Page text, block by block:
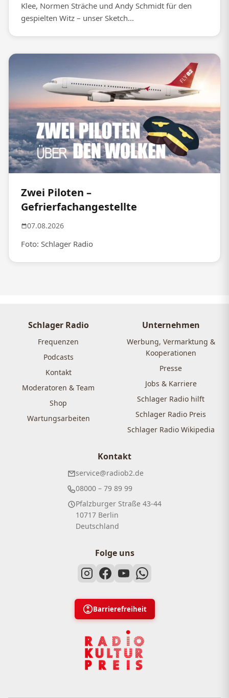
Klee, Normen Sträche und Andy Schmidt für den
gespielten Witz – unser Sketch...
Zwei Piloten –
Gefrierfachangestellte
07.08.2026
Foto: Schlager Radio
Schlager Radio
Frequenzen
Podcasts
Kontakt
Moderatoren & Team
Shop
Wartungsarbeiten
Unternehmen
Werbung, Vermarktung &
Kooperationen
Presse
Jobs & Karriere
Schlager Radio hilft
Schlager Radio Preis
Schlager Radio Wikipedia
Kontakt
service@radiob2.de
08000 – 79 89 99
Pfalzburger Straße 43-44
10717 Berlin
Deutschland
Folge uns
Barrierefreiheit